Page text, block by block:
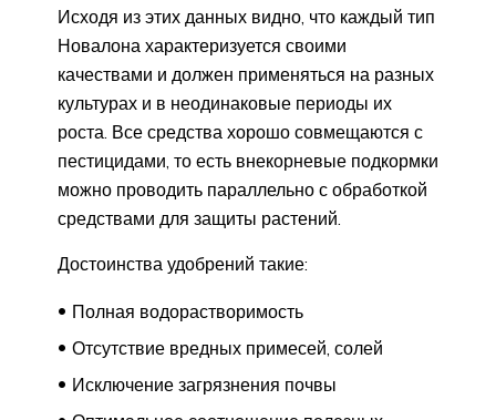
Исходя из этих данных видно, что каждый тип
Новалона характеризуется своими
качествами и должен применяться на разных
культурах и в неодинаковые периоды их
роста. Все средства хорошо совмещаются с
пестицидами, то есть внекорневые подкормки
можно проводить параллельно с обработкой
средствами для защиты растений.
Достоинства удобрений такие:
Полная водорастворимость
Отсутствие вредных примесей, солей
Исключение загрязнения почвы